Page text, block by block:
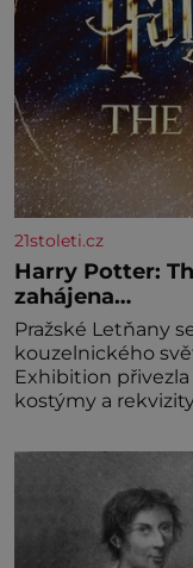
21stoleti.cz
Harry Potter:
zahájena…
Pražské Letňany
kouzelnického
Exhibition
kostýmy a